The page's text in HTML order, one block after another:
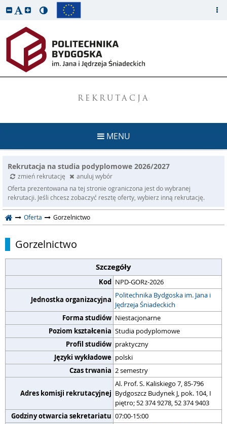
REKRUTACJA
MENU
Rekrutacja na studia podyplomowe 2026/2027
zmień rekrutację
anuluj wybór
Oferta prezentowana na tej stronie ograniczona jest do wybranej
rekrutacji. Jeśli chcesz zobaczyć resztę oferty, wybierz inną rekrutację.
Oferta Gorzelnictwo
Gorzelnictwo
Szczegóły
Kod NPD-GORz-2026
Jednostka organizacyjna Politechnika Bydgoska im. Jana i
Jędrzeja Śniadeckich
Forma studiów Niestacjonarne
Poziom kształcenia Studia podyplomowe
Profil studiów praktyczny
Języki wykładowe polski
Czas trwania 2 semestry
Adres komisji rekrutacyjnej
Al. Prof. S. Kaliskiego 7, 85-796
Bydgoszcz Budynek J, pok. 104, I
piętro; 52 374 9278, 52 374 9403
Godziny otwarcia sekretariatu 07:00-15:00